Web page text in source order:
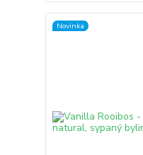
Novinka